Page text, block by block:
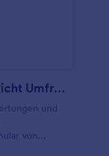
Veranstaltungsabschlussbericht Umfrage
und
von